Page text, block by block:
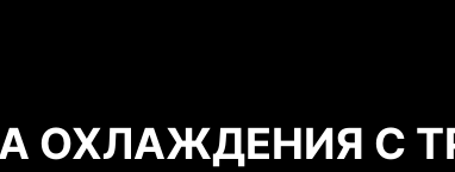
ОХЛАЖДЕНИЯ С